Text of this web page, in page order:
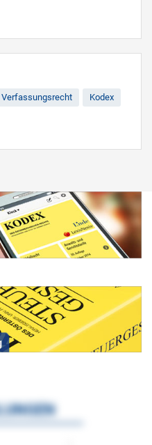
Verfassungsrecht Kodex